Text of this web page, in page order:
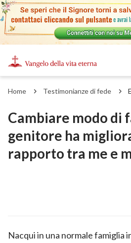
Home Testimonianze di fede
Cambiare modo di
genitore ha
rapporto tra me e
Nacqui in una normale famiglia